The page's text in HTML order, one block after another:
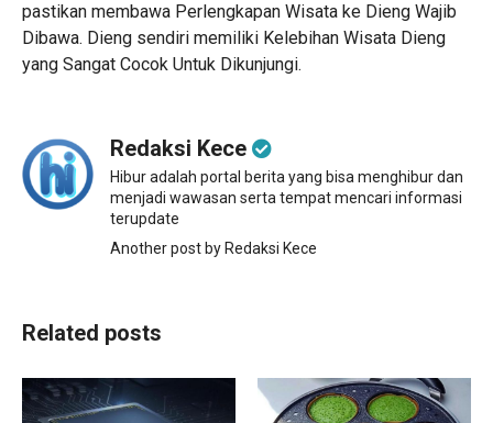
pastikan membawa Perlengkapan Wisata ke Dieng Wajib
Dibawa. Dieng sendiri memiliki Kelebihan Wisata Dieng
yang Sangat Cocok Untuk Dikunjungi.
Redaksi Kece
Hibur adalah portal berita yang bisa menghibur dan
menjadi wawasan serta tempat mencari informasi
terupdate
Another post by Redaksi Kece
Related posts